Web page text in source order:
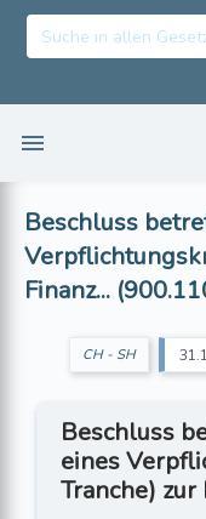
Beschluss
Finanz...
CH - SH
Beschluss
eines
Tranche) zur